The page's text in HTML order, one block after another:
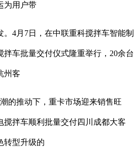
为用户带
4月7日，在中联重科搅拌车智能制
车批量交付仪式隆重举行，20余台
州客
推动下，重卡市场迎来销售旺
搅拌车顺利批量交付四川成都大客
转型升级的